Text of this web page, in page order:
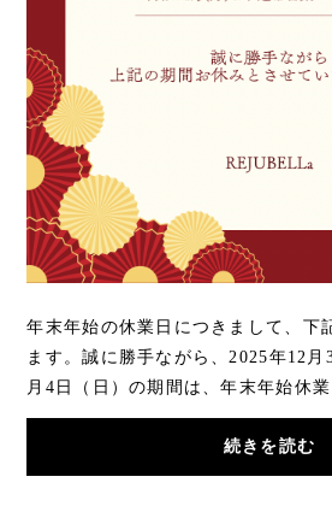
年末年始の休業日につきまして、下
ます。誠に勝手ながら、2025年12月
月4日（日）の期間は、年末年始休
す。※ご注文は365日24時間受付し
続きを読む